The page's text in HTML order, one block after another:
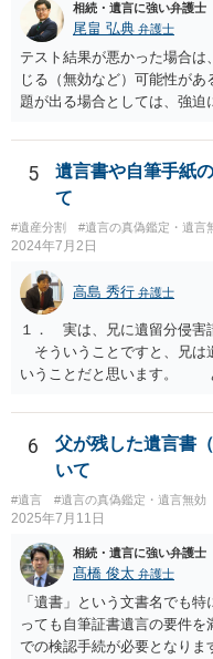
相続・遺言に強い弁護士
尾畠 弘典 弁護士
テスト結果が悪かった場合
じる（無効など）可能性が
題が出る場合としては、強
すが、弁護士に作成を依頼
ースが多いと思います。 報
律の基準はありません。
5
遺言書や自筆手紙
て
#遺産分割 #遺言の真偽鑑定・遺言
2024年7月2日
高島 秀行 弁護士
１． 実は、兄に遺留分侵
そういうことですと、兄は
いうことだと思います。
詳しい事情を話して相談され
6
父が残した遺言書
いて
#遺言 #遺言の真偽鑑定・遺言無効
2025年7月11日
相続・遺言に強い弁護士
髙橋 俊太 弁護士
「遺書」という文書名でも
っても自筆証書遺言の要件
での検認手続が必要となりま